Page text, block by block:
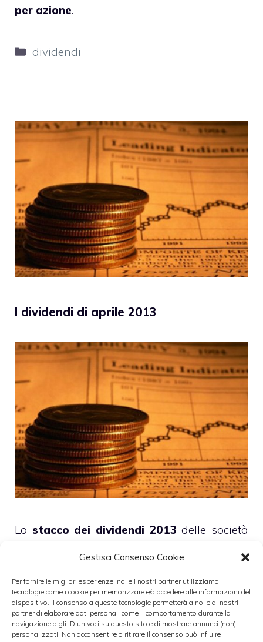
Gestisci Consenso Cookie
Per fornire le migliori esperienze, noi e i nostri partner utilizziamo
tecnologie come i cookie per memorizzare e/o accedere alle informazioni del
dispositivo. Il consenso a queste tecnologie permetterà a noi e ai nostri
partner di elaborare dati personali come il comportamento durante la
navigazione o gli ID univoci su questo sito e di mostrare annunci (non)
personalizzati. Non acconsentire o ritirare il consenso può influire
per azione.
Categorie
dividendi
I dividendi di aprile 2013
Lo stacco dei dividendi 2013 delle società
parte delle cedole distribuite quest’anno
saranno staccate il prossimo mese.